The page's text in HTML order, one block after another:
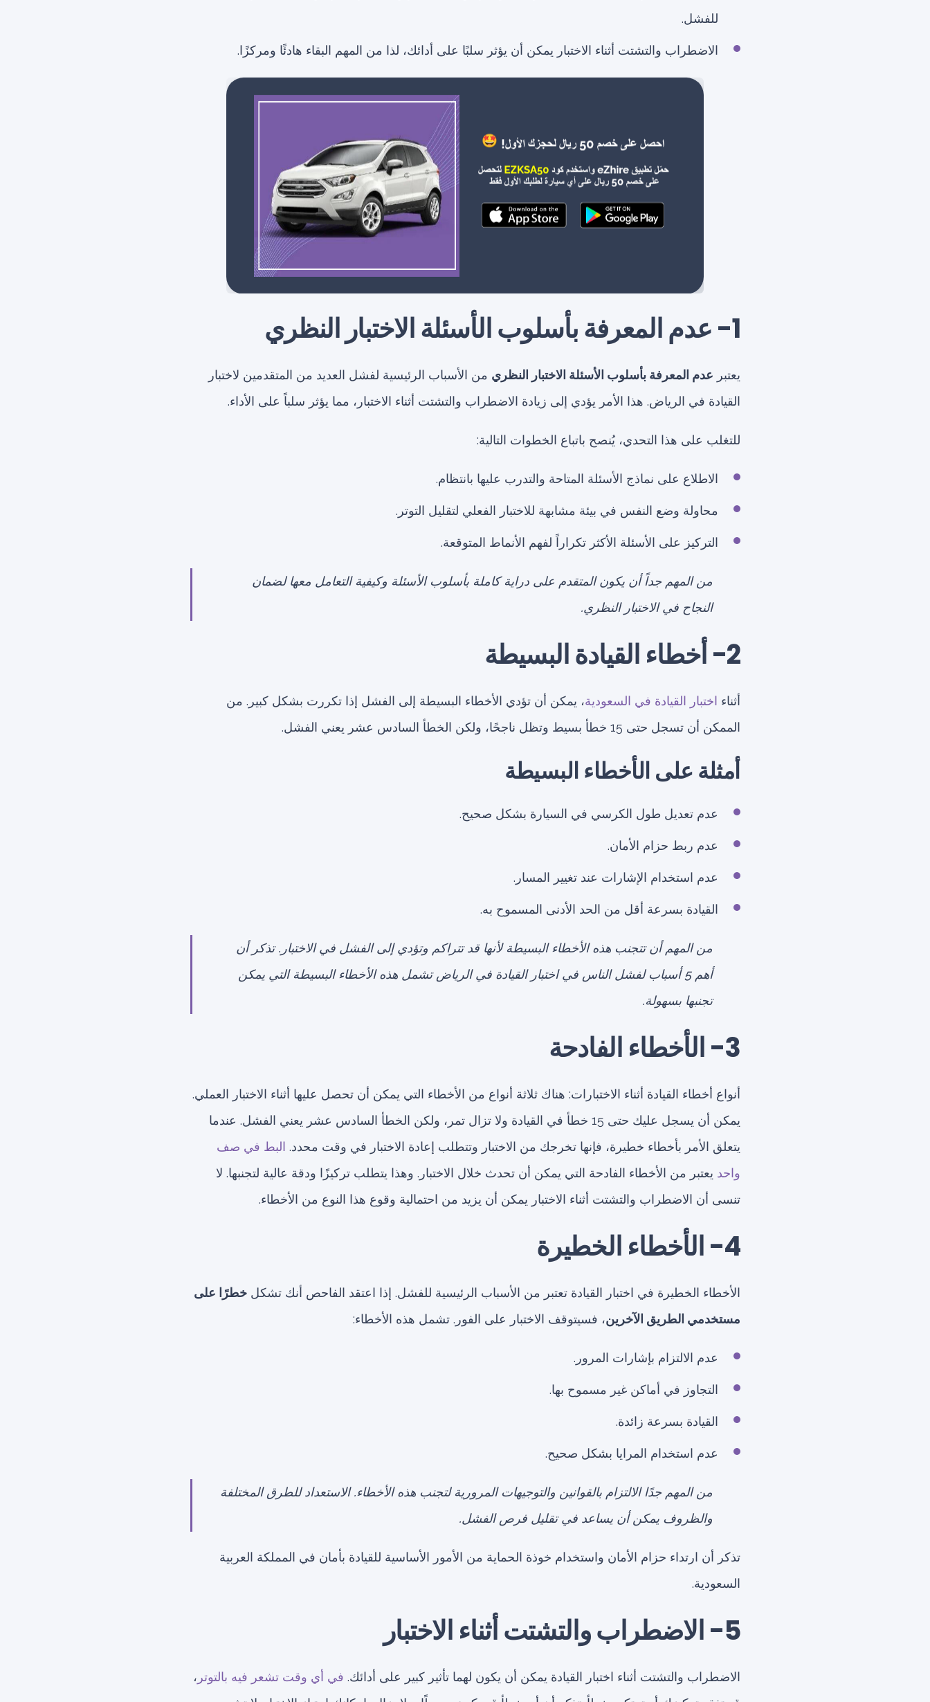
للفشل.
الاضطراب والتشتت أثناء الاختبار يمكن أن يؤثر سلبًا على أدائك، لذا من المهم البقاء هادئًا ومركزًا.
1- عدم المعرفة بأسلوب الأسئلة الاختبار النظري
يعتبر عدم المعرفة بأسلوب الأسئلة الاختبار النظري من الأسباب الرئيسية لفشل العديد من المتقدمين لاختبار
القيادة في الرياض. هذا الأمر يؤدي إلى زيادة الاضطراب والتشتت أثناء الاختبار، مما يؤثر سلباً على الأداء.
للتغلب على هذا التحدي، يُنصح باتباع الخطوات التالية:
الاطلاع على نماذج الأسئلة المتاحة والتدرب عليها بانتظام.
محاولة وضع النفس في بيئة مشابهة للاختبار الفعلي لتقليل التوتر.
التركيز على الأسئلة الأكثر تكراراً لفهم الأنماط المتوقعة.
من المهم جداً أن يكون المتقدم على دراية كاملة بأسلوب الأسئلة وكيفية التعامل معها لضمان
النجاح في الاختبار النظري.
2- أخطاء القيادة البسيطة
أثناء اختبار القيادة في السعودية، يمكن أن تؤدي الأخطاء البسيطة إلى الفشل إذا تكررت بشكل كبير. من
الممكن أن تسجل حتى 15 خطأ بسيط وتظل ناجحًا، ولكن الخطأ السادس عشر يعني الفشل.
أمثلة على الأخطاء البسيطة
عدم تعديل طول الكرسي في السيارة بشكل صحيح.
عدم ربط حزام الأمان.
عدم استخدام الإشارات عند تغيير المسار.
القيادة بسرعة أقل من الحد الأدنى المسموح به.
من المهم أن تتجنب هذه الأخطاء البسيطة لأنها قد تتراكم وتؤدي إلى الفشل في الاختبار. تذكر أن
أهم 5 أسباب لفشل الناس في اختبار القيادة في الرياض تشمل هذه الأخطاء البسيطة التي يمكن
تجنبها بسهولة.
3- الأخطاء الفادحة
أنواع أخطاء القيادة أثناء الاختبارات: هناك ثلاثة أنواع من الأخطاء التي يمكن أن تحصل عليها أثناء الاختبار العملي.
يمكن أن يسجل عليك حتى 15 خطأ في القيادة ولا تزال تمر، ولكن الخطأ السادس عشر يعني الفشل. عندما
يتعلق الأمر بأخطاء خطيرة، فإنها تخرجك من الاختبار وتتطلب إعادة الاختبار في وقت محدد. البط في صف
واحد يعتبر من الأخطاء الفادحة التي يمكن أن تحدث خلال الاختبار. وهذا يتطلب تركيزًا ودقة عالية لتجنبها. لا
تنسى أن الاضطراب والتشتت أثناء الاختبار يمكن أن يزيد من احتمالية وقوع هذا النوع من الأخطاء.
4- الأخطاء الخطيرة
الأخطاء الخطيرة في اختبار القيادة تعتبر من الأسباب الرئيسية للفشل. إذا اعتقد الفاحص أنك تشكلخطرًا على
مستخدمي الطريق الآخرين، فسيتوقف الاختبار على الفور. تشمل هذه الأخطاء:
عدم الالتزام بإشارات المرور.
التجاوز في أماكن غير مسموح بها.
القيادة بسرعة زائدة.
عدم استخدام المرايا بشكل صحيح.
من المهم جدًا الالتزام بالقوانين والتوجيهات المرورية لتجنب هذه الأخطاء. الاستعداد للطرق المختلفة
والظروف يمكن أن يساعد في تقليل فرص الفشل.
تذكر أن ارتداء حزام الأمان واستخدام خوذة الحماية من الأمور الأساسية للقيادة بأمان في المملكة العربية
السعودية.
5- الاضطراب والتشتت أثناء الاختبار
الاضطراب والتشتت أثناء اختبار القيادة يمكن أن يكون لهما تأثير كبير على أدائك. في أي وقت تشعر فيه بالتوتر ،